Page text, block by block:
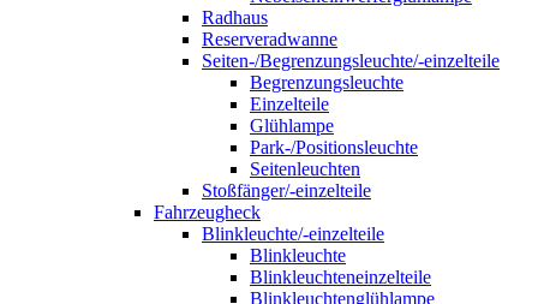
Radhaus
Reserveradwanne
Seiten-/Begrenzungsleuchte/-einzelteile
Begrenzungsleuchte
Einzelteile
Glühlampe
Park-/Positionsleuchte
Seitenleuchten
Stoßfänger/-einzelteile
Fahrzeugheck
Blinkleuchte/-einzelteile
Blinkleuchte
Blinkleuchteneinzelteile
Blinkleuchtenglühlampe